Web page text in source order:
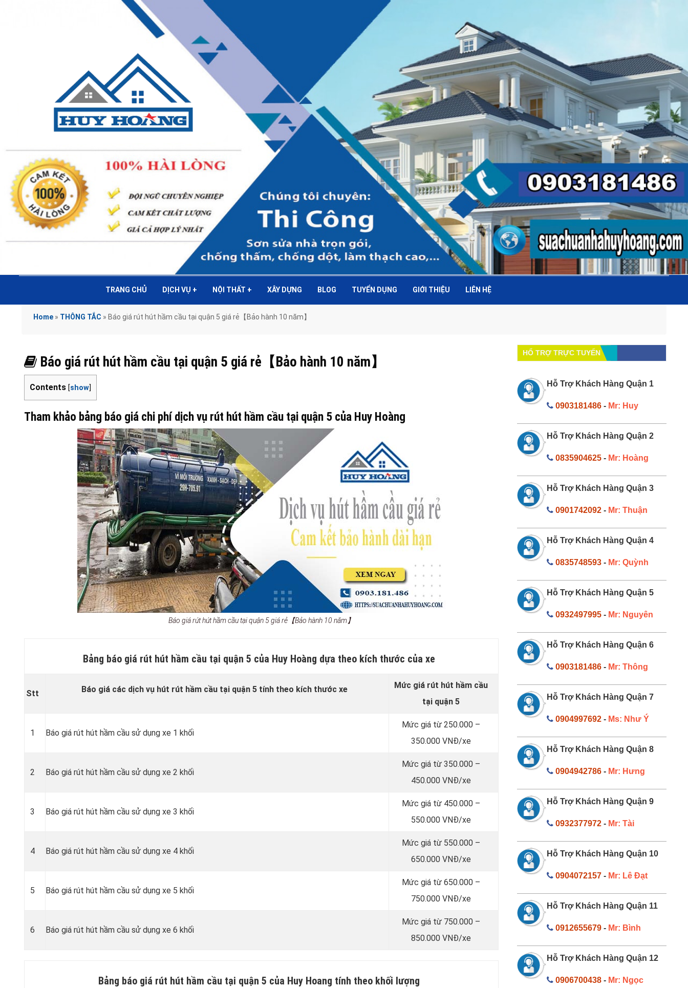
TRANG CHỦ DỊCH VỤ + NỘI THẤT + XÂY DỰNG BLOG TUYỂN DỤNG GIỚI THIỆU LIÊN HỆ
Home » THÔNG TẮC » Báo giá rút hút hầm cầu tại quận 5 giá rẻ【Bảo hành 10 năm】
Báo giá rút hút hầm cầu tại quận 5 giá rẻ【Bảo hành 10 năm】
Contents [show]
Tham khảo bảng báo giá chi phí dịch vụ rút hút hầm cầu tại quận 5 của Huy Hoàng
Báo giá rút hút hầm cầu tại quận 5 giá rẻ【Bảo hành 10 năm】
Bảng báo giá rút hút hầm cầu tại quận 5 của Huy Hoàng dựa theo kích thước của xe
Stt Báo giá các dịch vụ hút rút hầm cầu tại quận 5 tính theo kích thước xe
Mức giá rút hút hầm cầu
tại quận 5
1 Báo giá rút hút hầm cầu sử dụng xe 1 khối
Mức giá từ 250.000 –
350.000 VNĐ/xe
2 Báo giá rút hút hầm cầu sử dụng xe 2 khối
Mức giá từ 350.000 –
450.000 VNĐ/xe
3 Báo giá rút hút hầm cầu sử dụng xe 3 khối
Mức giá từ 450.000 –
550.000 VNĐ/xe
4 Báo giá rút hút hầm cầu sử dụng xe 4 khối
Mức giá từ 550.000 –
650.000 VNĐ/xe
5 Báo giá rút hút hầm cầu sử dụng xe 5 khối
Mức giá từ 650.000 –
750.000 VNĐ/xe
6 Báo giá rút hút hầm cầu sử dụng xe 6 khối
Mức giá từ 750.000 –
850.000 VNĐ/xe
Bảng báo giá rút hút hầm cầu tại quận 5 của Huy Hoang tính theo khối lượng
HỔ TRỢ TRỰC TUYẾN
Hỗ Trợ Khách Hàng Quận 1
0903181486 - Mr: Huy
Hỗ Trợ Khách Hàng Quận 2
0835904625 - Mr: Hoàng
Hỗ Trợ Khách Hàng Quận 3
0901742092 - Mr: Thuận
Hỗ Trợ Khách Hàng Quận 4
0835748593 - Mr: Quỳnh
Hỗ Trợ Khách Hàng Quận 5
0932497995 - Mr: Nguyên
Hỗ Trợ Khách Hàng Quận 6
0903181486 - Mr: Thông
Hỗ Trợ Khách Hàng Quận 7
0904997692 - Ms: Như Ý
Hỗ Trợ Khách Hàng Quận 8
0904942786 - Mr: Hưng
Hỗ Trợ Khách Hàng Quận 9
0932377972 - Mr: Tài
Hỗ Trợ Khách Hàng Quận 10
0904072157 - Mr: Lê Đạt
Hỗ Trợ Khách Hàng Quận 11
0912655679 - Mr: Bình
Hỗ Trợ Khách Hàng Quận 12
0906700438 - Mr: Ngọc